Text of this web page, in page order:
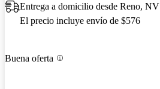
Entrega a domicilio desde Reno, NV
El precio incluye envío de $576
Buena oferta